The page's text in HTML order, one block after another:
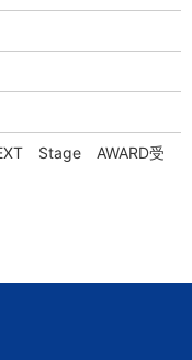
Stage AWARD受